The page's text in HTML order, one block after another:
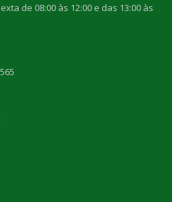
de 08:00 às 12:00 e das 13:00 às